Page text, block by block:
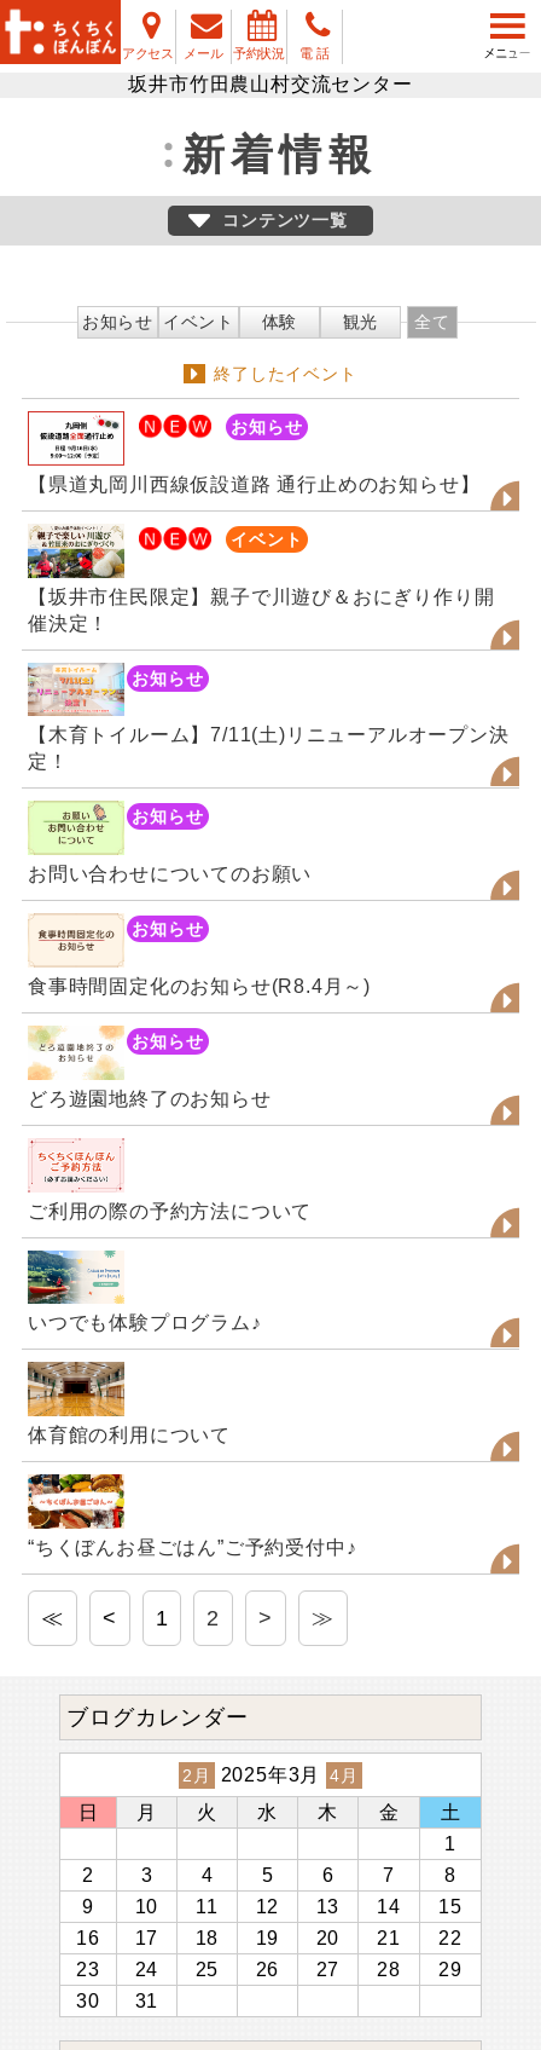
アクセス メール 予約状況 電 話
坂井市竹田農山村交流センター
新着情報
コンテンツ一覧
お知らせ イベント 体験 観光 全て
終了したイベント
お知らせ
【県道丸岡川西線仮設道路 通行止めのお知らせ】
イベント
【坂井市住民限定】親子で川遊び＆おにぎり作り開
催決定！
お知らせ
【木育トイルーム】7/11(土)リニューアルオープン決
定！
お知らせ
お問い合わせについてのお願い
お知らせ
食事時間固定化のお知らせ(R8.4月～)
お知らせ
どろ遊園地終了のお知らせ
ご利用の際の予約方法について
いつでも体験プログラム♪
体育館の利用について
“ちくぼんお昼ごはん”ご予約受付中♪
≪ < 1 2 > ≫
ブログカレンダー
2月 2025年3月 4月
日 月 火 水 木 金
土
1
2
3 4 5 6 7
8
9
10 11 12 13 14
15
16
17 18 19 20 21
22
23
24 25 26 27 28
29
30
31